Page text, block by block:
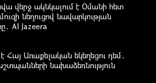
վերջ ակնկալում է Օմանի հետ
նեղուցով նավարկության
Al Jazeera
Հայ Առաքելական եկեղեցու դեմ․
նախաձեռնություն